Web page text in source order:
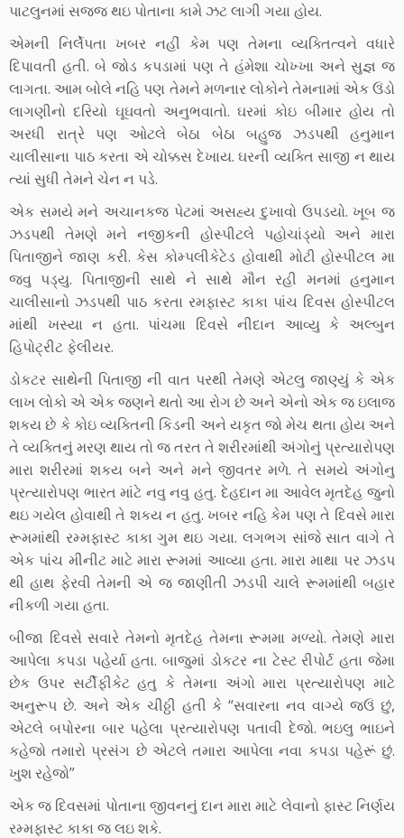
પાટલુનમાં સજ્જ થઇ પોતાના કામે ઝટ લાગી ગયા હોય.
એમની નિર્લેપતા ખબર નહીં કેમ પણ તેમના વ્યક્તિત્વને વધારે
દિપાવતી હતી. બે જોડ કપડામાં પણ તે હંમેશા ચોખ્ખા અને સુજ્ઞ જ
લાગતા. આમ બોલે નહિ પણ તેમને મળનાર લોકોને તેમનામાં એક ઉંડો
લાગણીનો દરિયો ઘૂઘવતો અનુભવાતો. ઘરમાં કોઇ બીમાર હોય તો
અરધી રાત્રે પણ ઓટલે બેઠા બેઠા બહુજ ઝડપથી હનુમાન
ચાલીસાના પાઠ કરતા એ ચોક્કસ દેખાય. ઘરની વ્યક્તિ સાજી ન થાય
ત્યાં સુધી તેમને ચેન ન પડે.
એક સમયે મને અચાનકજ પેટમાં અસહ્ય દુખાવો ઉપડયો. ખૂબ જ
ઝડપથી તેમણે મને નજીકની હોસ્પીટલે પહોચાંડ્યો અને મારા
પિતાજીને જાણ કરી. કેસ કોમ્પલીકેટેડ હોવાથી મોટી હોસ્પીટલ મા
જવુ પડ્યુ. પિતાજીની સાથે ને સાથે મૌન રહી મનમાં હનુમાન
ચાલીસાનો ઝડપથી પાઠ કરતા રમફાસ્ટ કાકા પાંચ દિવસ હોસ્પીટલ
માંથી ખસ્યા ન હતા. પાંચમા દિવસે નીદાન આવ્યુ કે અલ્બુન
હિપોટ્રીટ ફેલીયર.
ડોકટર સાથેની પિતાજી ની વાત પરથી તેમણે એટલુ જાણ્યું કે એક
લાખ લોકો એ એક જણને થતો આ રોગ છે અને એનો એક જ ઇલાજ
શકય છે કે કોઇ વ્યક્તિની કિડની અને યકૃત જો મેચ થતા હોય અને
તે વ્યક્તિનું મરણ થાય તો જ તરત તે શરીરમાંથી અંગોનું પ્રત્યારોપણ
મારા શરીરમાં શકય બને અને મને જીવતર મળે. તે સમયે અંગોનુ
પ્રત્યારોપણ ભારત માંટે નવુ નવુ હતુ. દેહદાન મા આવેલ મૃતદેહ જુનો
થઇ ગયેલ હોવાથી તે શકય ન હતુ. ખબર નહિ કેમ પણ તે દિવસે મારા
રૂમમાંથી રમ્મફાસ્ટ કાકા ગુમ થઇ ગયા. લગભગ સાંજે સાત વાગે તે
એક પાંચ મીનીટ માટે મારા રૂમમાં આવ્યા હતા. મારા માથા પર ઝડપ
થી હાથ ફેરવી તેમની એ જ જાણીતી ઝડપી ચાલે રૂમમાંથી બહાર
નીકળી ગયા હતા.
બીજા દિવસે સવારે તેમનો મૃતદેહ તેમના રૂમમા મળ્યો. તેમણે મારા
આપેલા કપડા પહેર્યા હતા. બાજુમાં ડોકટર ના ટેસ્ટ રીપોર્ટ હતા જેમા
છેક ઉપર સર્ટીફીકેટ હતુ કે તેમના અંગો મારા પ્રત્યારોપણ માટે
અનુરૂપ છે. અને એક ચીઠ્ઠી હતી કે “સવારના નવ વાગ્યે જઉં છું,
એટલે બપોરના બાર પહેલા પ્રત્યારોપણ પતાવી દેજો. ભઇલુ ભાઇને
કહેજો તમારો પ્રસંગ છે એટલે તમારા આપેલા નવા કપડા પહેરૂં છું.
ખુશ રહેજો”
એક જ દિવસમાં પોતાના જીવનનું દાન મારા માટે લેવાનો ફાસ્ટ નિર્ણય
રમ્મફાસ્ટ કાકા જ લઇ શકે.